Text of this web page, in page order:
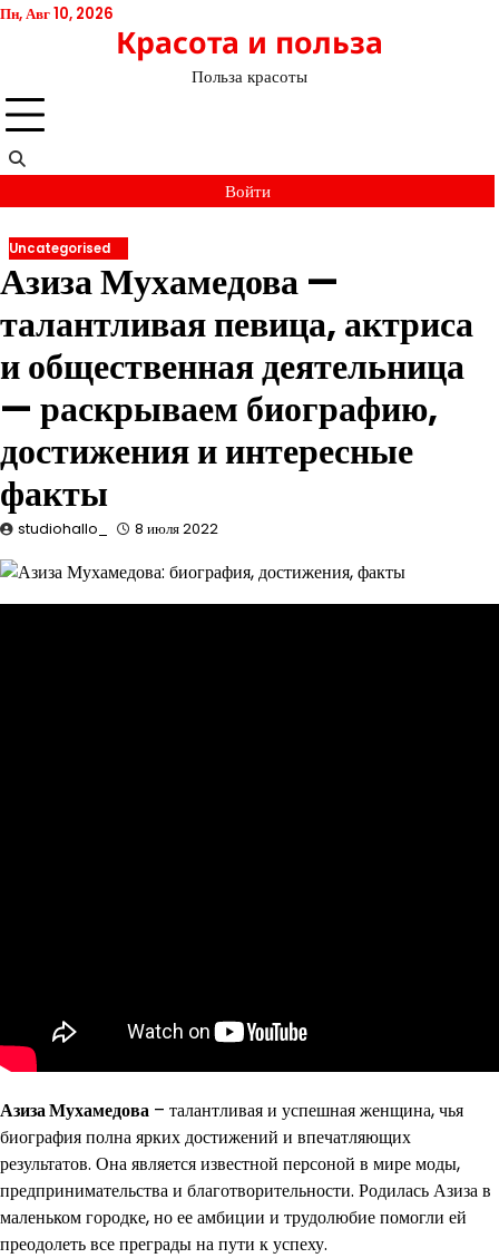
Перейти
Пн, Авг 10, 2026
Красота и польза
Польза красоты
Войти
Uncategorised
Азиза Мухамедова —
талантливая певица, актриса
и общественная деятельница
— раскрываем биографию,
достижения и интересные
факты
studiohallo_ 8 июля 2022
Азиза Мухамедова – талантливая и успешная женщина, чья
биография полна ярких достижений и впечатляющих
результатов. Она является известной персоной в мире моды,
предпринимательства и благотворительности. Родилась Азиза в
маленьком городке, но ее амбиции и трудолюбие помогли ей
преодолеть все преграды на пути к успеху.